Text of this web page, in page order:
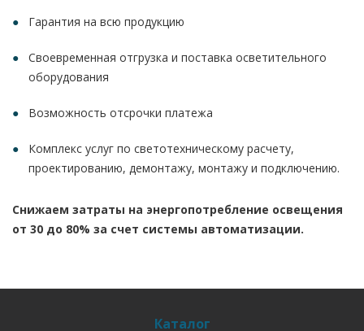
Гарантия на всю продукцию
Своевременная отгрузка и поставка осветительного
оборудования
Возможность отсрочки платежа
Комплекс услуг по светотехническому расчету,
проектированию, демонтажу, монтажу и подключению.
Снижаем затраты на энергопотребление освещения
от 30 до 80% за счет системы автоматизации.
Каталог